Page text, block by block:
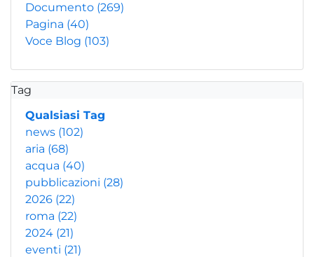
Documento (269)
Pagina (40)
Voce Blog (103)
Tag
Qualsiasi Tag
news (102)
aria (68)
acqua (40)
pubblicazioni (28)
2026 (22)
roma (22)
2024 (21)
eventi (21)